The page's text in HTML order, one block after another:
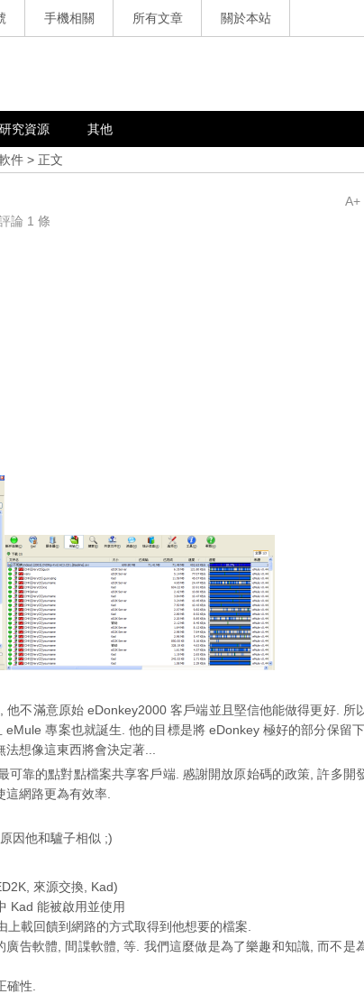
手機相關 所有文章 關於本站
研究資源 其他
件 > 正文
A+
論 1 條
不滿意原始 eDonkey2000 客戶端並且堅信他能做得更好. 所
專案也就誕生. 他的目標是將 eDonkey 極好的部分保留下
想像這東西將會決定著...
靠的點對點檔案共享客戶端. 慼謝開放原始碼的政策, 許多開
網路更為有效率.
因他和驢子相似 ;)
來源交換, Kad)
Kad 能被啟用並使用
載回饋到網路的方式取得到他想要的檔案.
告軟體, 間諜軟體, 等. 我們這麼做是為了樂趣和知識, 而不是
確性.